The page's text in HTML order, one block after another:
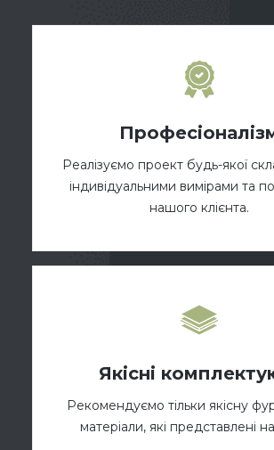
Реалізуємо проект будь-якої
індивідуальними вимірами та
нашого клієнта.
Якісні
Рекомендуємо тільки якісну
матеріали, які представлені